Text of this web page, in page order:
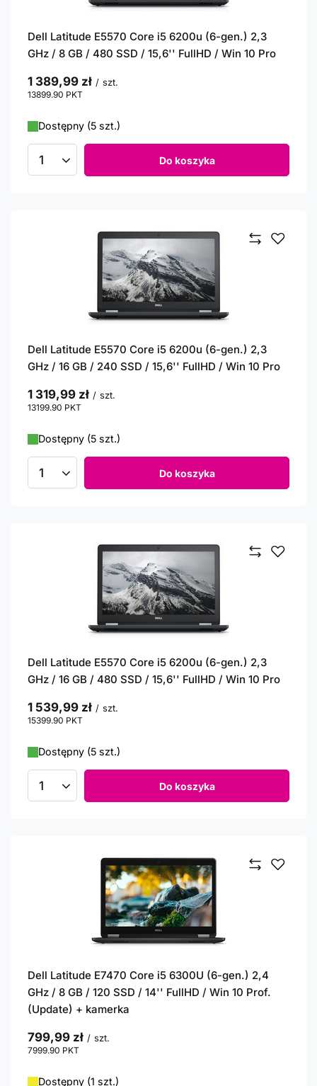
Dell Latitude E5570 Core i5 6200u (6-gen.) 2,3
GHz / 8 GB / 480 SSD / 15,6'' FullHD / Win 10 Pro
1 389,99 zł / szt.
13899.90 PKT
Dostępny (5 szt.)
Ilość produktów Do koszyka
Dell Latitude E5570 Core i5 6200u (6-gen.) 2,3
GHz / 16 GB / 240 SSD / 15,6'' FullHD / Win 10 Pro
1 319,99 zł / szt.
13199.90 PKT
Dostępny (5 szt.)
Ilość produktów Do koszyka
Dell Latitude E5570 Core i5 6200u (6-gen.) 2,3
GHz / 16 GB / 480 SSD / 15,6'' FullHD / Win 10 Pro
1 539,99 zł / szt.
15399.90 PKT
Dostępny (5 szt.)
Ilość produktów Do koszyka
Dell Latitude E7470 Core i5 6300U (6-gen.) 2,4
GHz / 8 GB / 120 SSD / 14'' FullHD / Win 10 Prof.
(Update) + kamerka
799,99 zł / szt.
7999.90 PKT
Dostępny (1 szt.)